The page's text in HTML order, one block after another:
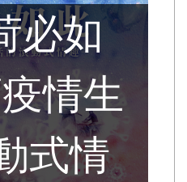
必如
情生
式情